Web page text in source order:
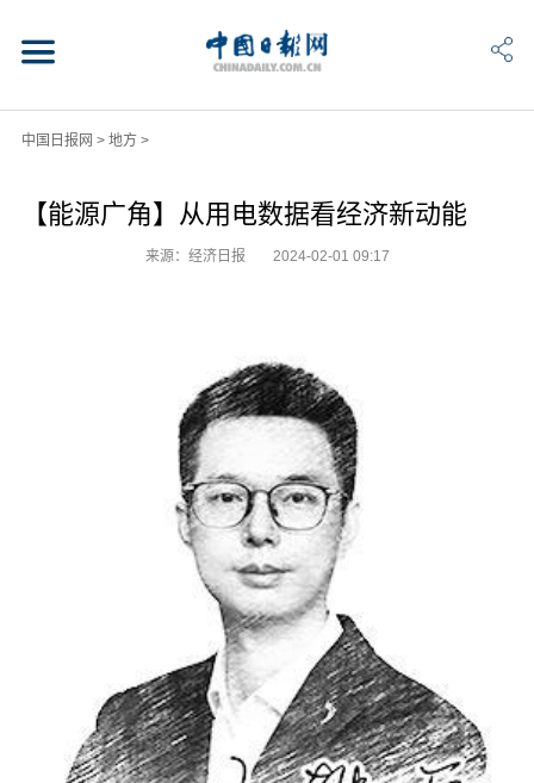
中国日报网 > 地方>
【能源广角】从用电数据看经济新动能
来源：经济日报 2024-02-01 09:17